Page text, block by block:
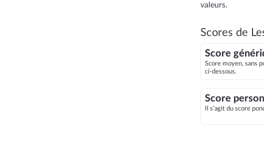
valeurs.
Scores de
Score
Score moyen, sans
ci-dessous.
Score
Il s’agit du score